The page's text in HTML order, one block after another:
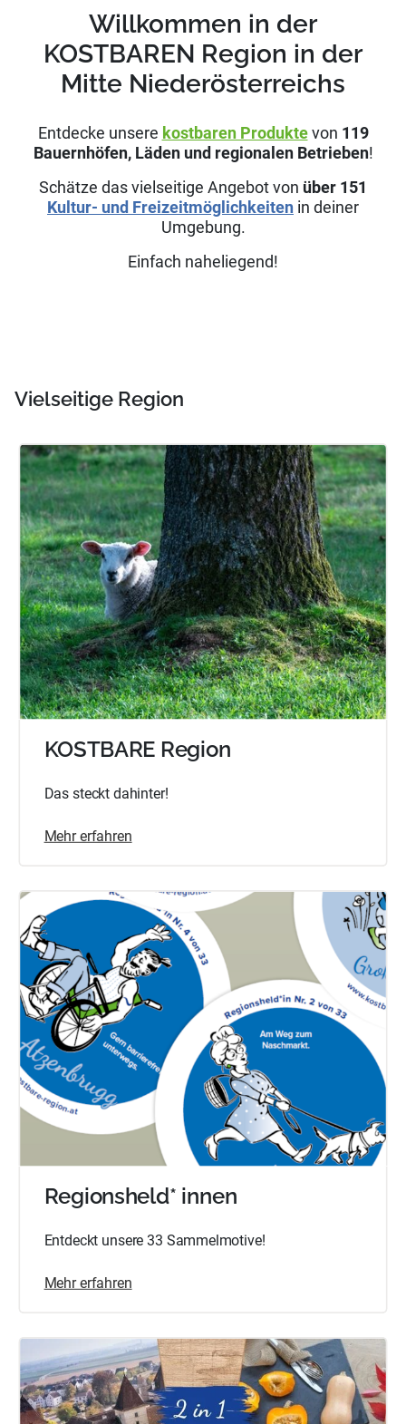
Willkommen in der
KOSTBAREN Region in der
Mitte Niederösterreichs
Entdecke unsere kostbaren Produktevon 119
Bauernhöfen, Läden und regionalen Betrieben!
Schätze das vielseitige Angebot von über 151
Kultur- und Freizeitmöglichkeiten in deiner
Umgebung.
Einfach naheliegend!
Vielseitige Region
KOSTBARE Region
Das steckt dahinter!
Mehr erfahren
Regionsheld* innen
Entdeckt unsere 33 Sammelmotive!
Mehr erfahren